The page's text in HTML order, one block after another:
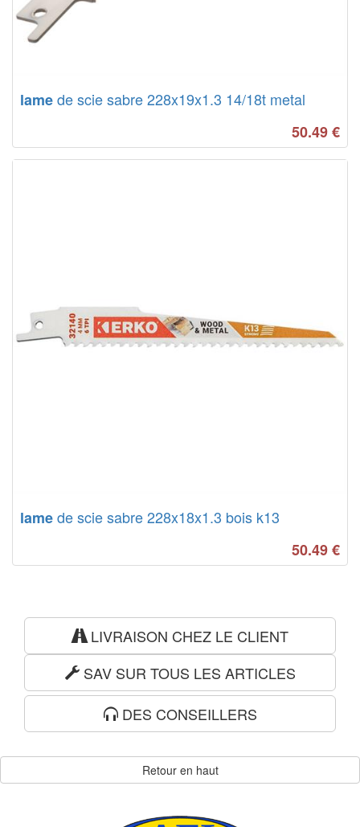
lamede scie sabre 228x19x1.3 14/18t metal
50.49€
lamede scie sabre 228x18x1.3 bois k13
50.49€
LIVRAISON CHEZ LE CLIENT
SAV SUR TOUS LES ARTICLES
DES CONSEILLERS
Retour en haut